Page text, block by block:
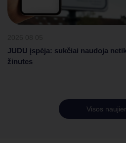
JUDU įspėja: sukčiai naudoja
žinutes
Visos